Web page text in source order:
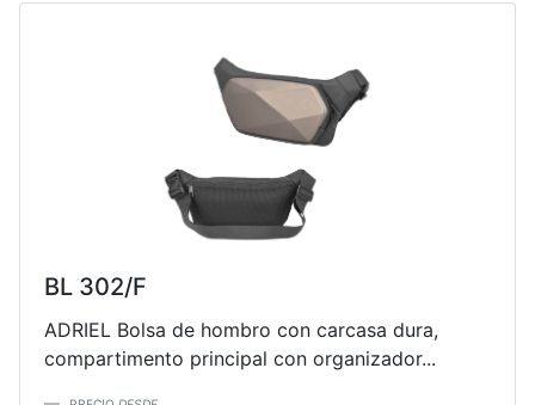
BL 302/F
ADRIEL Bolsa de hombro con carcasa dura,
compartimento principal con organizador...